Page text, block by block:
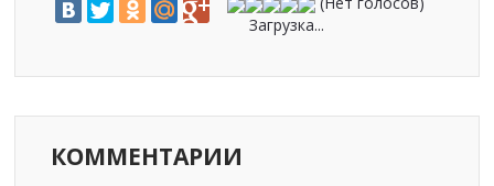
Загрузка...
КОММЕНТАРИИ